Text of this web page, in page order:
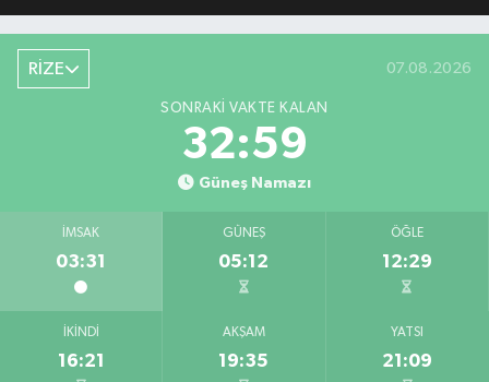
RİZE 07.08.2026
SONRAKI VAKTE KALAN
32:59
Güneş Namazı
İMSAK
03:31
GÜNEŞ
05:12
ÖĞLE
12:29
İKINDI
16:21
AKŞAM
19:35
YATSI
21:09